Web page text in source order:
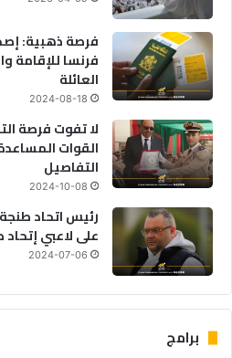
فرصة ذهبية:
فرنسا للإقامة
العائلة
2024-08-18
لا تفوت فرصة
التفاصيل
2024-10-08
رئيس اتحاد
على لاعبي
2024-07-06
برامج